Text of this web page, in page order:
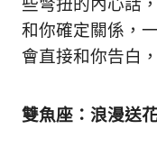
些彆扭的內心話
和你確定關係，
會直接和你告白
雙魚座：浪漫送